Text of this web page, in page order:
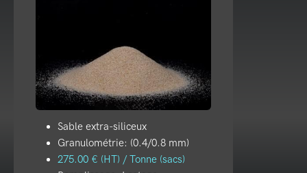
Sable extra-siliceux
Granulométrie: (0.4/0.8 mm)
275.00 € (HT) / Tonne (sacs)